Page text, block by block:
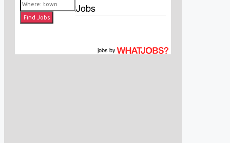
Jobs by WhatJobs
jobs by